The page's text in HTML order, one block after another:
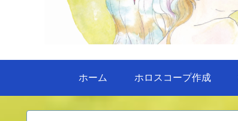
ホーム ホロスコープ作成